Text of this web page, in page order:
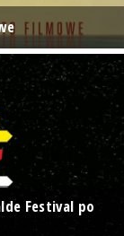
Festival po